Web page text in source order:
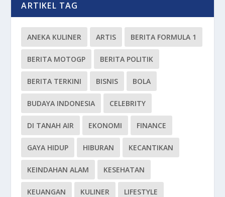
ARTIKEL TAG
ANEKA KULINER ARTIS BERITA FORMULA 1
BERITA MOTOGP BERITA POLITIK
BERITA TERKINI BISNIS BOLA
BUDAYA INDONESIA CELEBRITY
DI TANAH AIR EKONOMI FINANCE
GAYA HIDUP HIBURAN KECANTIKAN
KEINDAHAN ALAM KESEHATAN
KEUANGAN KULINER LIFESTYLE